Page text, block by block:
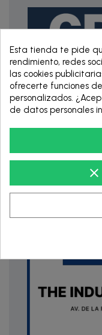
Esta tienda te pide
rendimiento, redes
las cookies
ofrecerte funciones
personalizados.
de datos personales
clear